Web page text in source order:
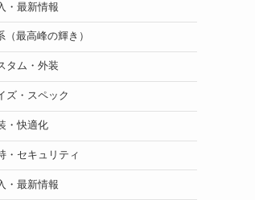
・最新情報
（最高峰の輝き）
タム・外装
ズ・スペック
・快適化
・セキュリティ
・最新情報